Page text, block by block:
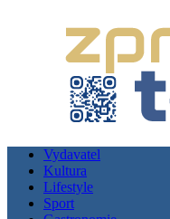
Vydavatel
Kultura
Lifestyle
Sport